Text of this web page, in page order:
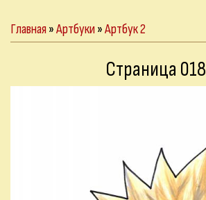
Главная»Артбуки»Артбук 2
Страница 018